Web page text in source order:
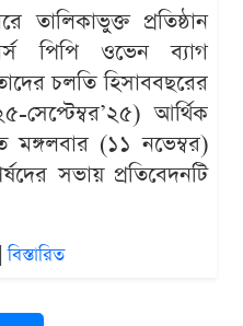
তালিকাভুক্ত প্রতিষ্ঠান
পিপি ওভেন ব্যাগ
চলতি হিসাববছরের
সেপ্টেম্বর’২৫) আর্থিক
মঙ্গলবার (১১ নভেম্বর)
সভায় প্রতিবেদনটি
বিস্তারিত